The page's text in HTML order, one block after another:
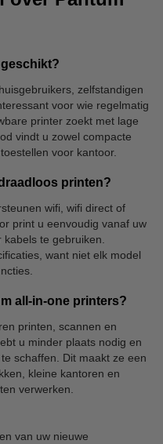
Scannerszelfstandigen
voor wie regelmatig
printer zoekt met lage
vindt u zowel compacte
voor kantoor.
printen?
wifi, wifi direct of
print u eenvoudig vanaf uw
te gebruiken.
want niet elk model
all-in-one printers?
printen, scannen en
u minder plaats nodig en
schaffen. Dit maakt ze een
kleine kantoren en
verwerken.
van uw nieuwe